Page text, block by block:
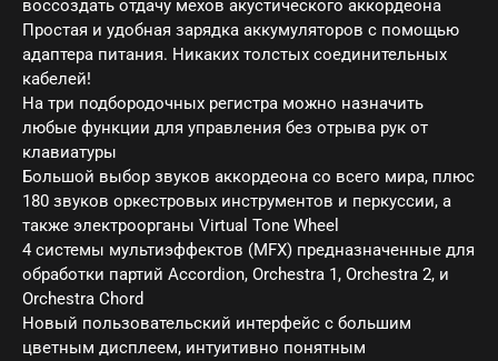
воссоздать отдачу мехов акустического аккордеона
Простая и удобная зарядка аккумуляторов с помощью
адаптера питания. Никаких толстых соединительных
кабелей!
На три подбородочных регистра можно назначить
любые функции для управления без отрыва рук от
клавиатуры
Большой выбор звуков аккордеона со всего мира, плюс
180 звуков оркестровых инструментов и перкуссии, а
также электроорганы Virtual Tone Wheel
4 системы мультиэффектов (MFX) предназначенные для
обработки партий Accordion, Orchestra 1, Orchestra 2, и
Orchestra Chord
Новый пользовательский интерфейс с большим
цветным дисплеем, интуитивно понятным